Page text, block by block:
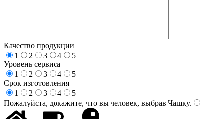
Качество продукции
1
2 3 4
5
Уровень сервиса
1
2 3 4
5
Срок изготовления
1
2 3 4
5
Пожалуйста, докажите, что вы человек, выбрав Чашку.